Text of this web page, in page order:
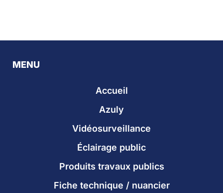
MENU
Accueil
Azuly
Vidéosurveillance
Éclairage public
Produits travaux publics
Fiche technique / nuancier